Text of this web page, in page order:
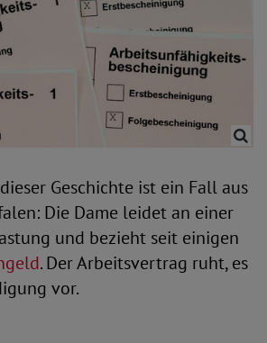
Geschichte ist ein Fall aus
Die Dame leidet an einer
und bezieht seit einigen
. Der Arbeitsvertrag ruht, es
vor.